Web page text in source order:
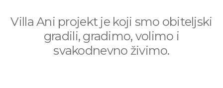
Villa Ani projekt je koji smo obiteljski
gradili, gradimo, volimo i
svakodnevno živimo.